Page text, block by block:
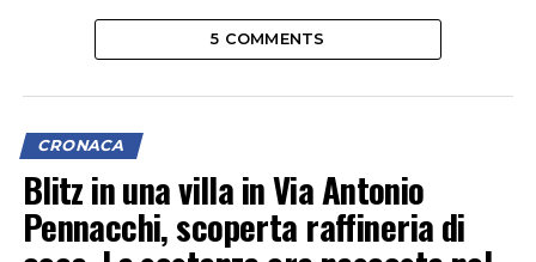
5 COMMENTS
CRONACA
Blitz in una villa in Via Antonio
Pennacchi, scoperta raffineria di